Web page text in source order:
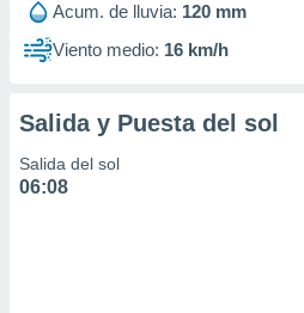
Acum. de lluvia: 120 mm
Viento medio: 16 km/h
Salida y Puesta del sol
Salida del sol
06:08